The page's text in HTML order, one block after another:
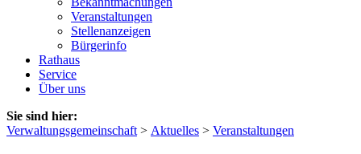
Veranstaltungen
Stellenanzeigen
Bürgerinfo
Rathaus
Service
Über uns
Sie sind hier:
Verwaltungsgemeinschaft > Aktuelles > Veranstaltungen